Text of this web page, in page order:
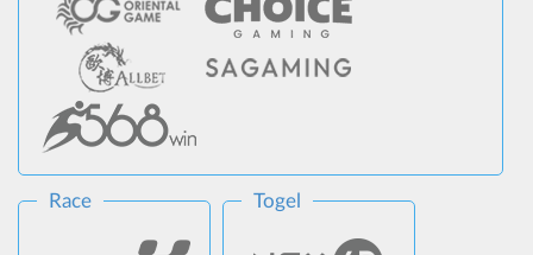
Race Togel